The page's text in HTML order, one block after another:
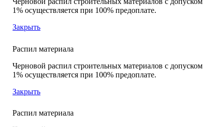
1% осуществляется при 100% предоплате.
Закрыть
Распил материала
Черновой распил строительных материалов с допуском
1% осуществляется при 100% предоплате.
Закрыть
Распил материала